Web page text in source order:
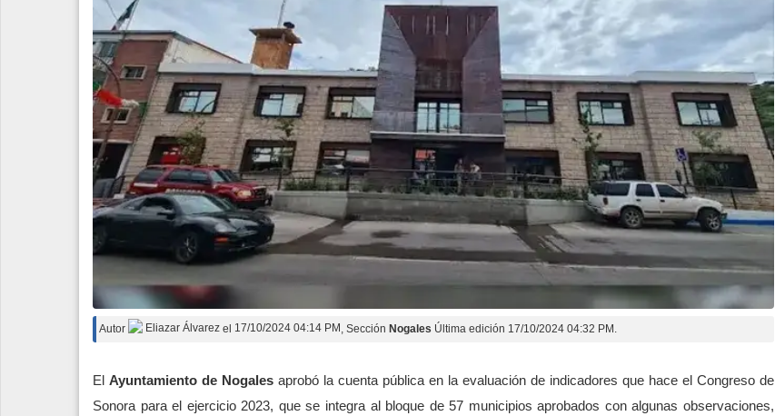
Edición Impresa
Autor Eliazar Álvarez el 17/10/2024 04:14 PM , Sección Nogales Última edición 17/10/2024 04:32 PM.
El Ayuntamiento de Nogales aprobó la cuenta pública en la evaluación de indicadores que hace el Congreso de
Sonora para el ejercicio 2023, que se integra al bloque de 57 municipios aprobados con algunas observaciones,